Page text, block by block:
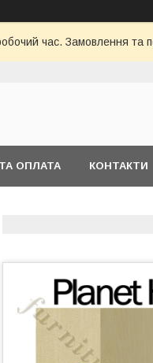
час. Замовлення
ОПЛАТА КОНТАКТИ